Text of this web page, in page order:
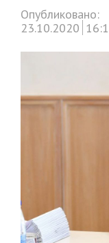
Опубликовано:
23.10.2020